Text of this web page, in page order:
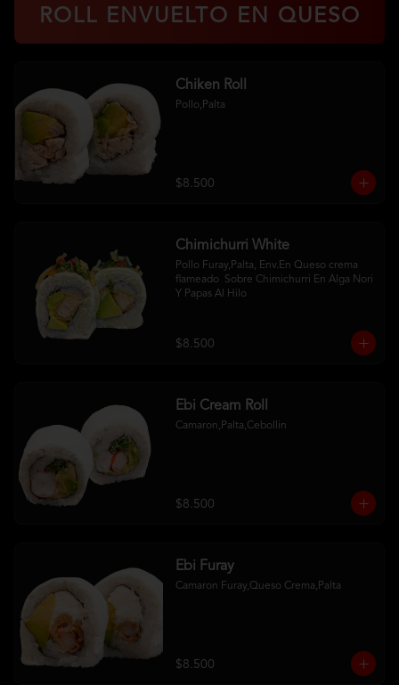
ROLL ENVUELTO EN QUESO
Chiken Roll
Pollo,Palta
$8.500
Chimichurri White
Pollo Furay,Palta, Env.En Queso crema
flameado  Sobre Chimichurri En Alga Nori
Y Papas Al Hilo
$8.500
Ebi Cream Roll
Camaron,Palta,Cebollin
$8.500
Ebi Furay
Camaron Furay,Queso Crema,Palta
$8.500